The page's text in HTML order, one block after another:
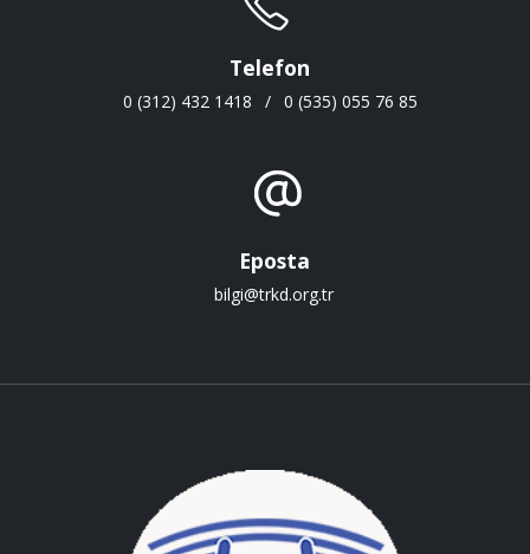
Telefon
0 (312) 432 1418 / 0 (535) 055 76 85
Eposta
bilgi@trkd.org.tr